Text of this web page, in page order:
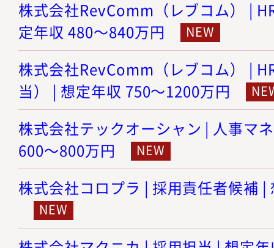
株式会社RevComm（レブコム） |
定年収 480～840万円
株式会社RevComm（レブコム） |
当） | 想定年収 750～1200万円
株式会社テックオーシャン | 人事マ
600～800万円
株式会社コロプラ | 採用責任者候補